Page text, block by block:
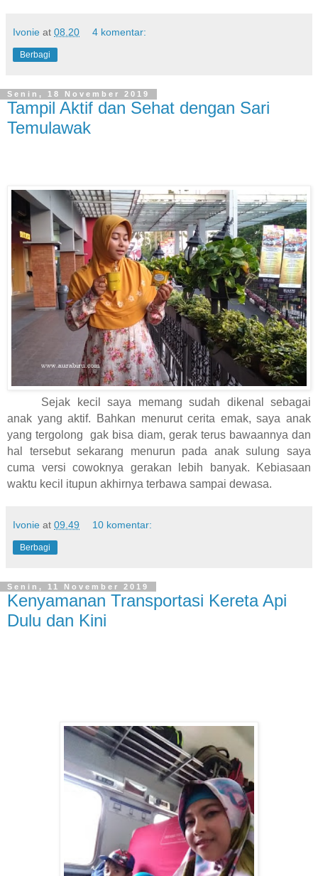
Ivonie at 08.20 4 komentar:
Berbagi
Senin, 18 November 2019
Tampil Aktif dan Sehat dengan Sari
Temulawak
Sejak kecil saya memang sudah dikenal sebagai
anak yang aktif. Bahkan menurut cerita emak, saya anak
yang tergolong
gak bisa diam, gerak terus bawaannya dan
hal tersebut sekarang menurun pada anak sulung saya
cuma versi cowoknya gerakan lebih banyak. Kebiasaan
waktu kecil itupun akhirnya terbawa sampai dewasa.
Ivonie at 09.49 10 komentar:
Berbagi
Senin, 11 November 2019
Kenyamanan Transportasi Kereta Api
Dulu dan Kini